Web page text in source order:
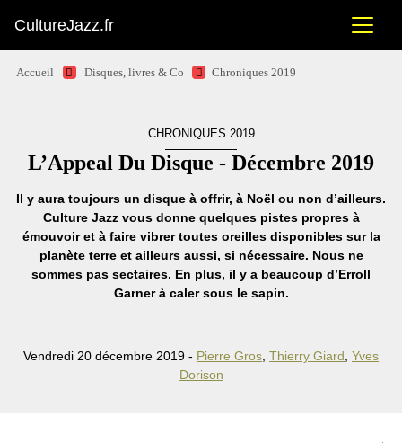
CultureJazz.fr
Accueil Disques, livres & Co Chroniques 2019
CHRONIQUES 2019
L’Appeal Du Disque - Décembre 2019
Il y aura toujours un disque à offrir, à Noël ou non d’ailleurs.
Culture Jazz vous donne quelques pistes propres à
émouvoir et à faire vibrer toutes oreilles disponibles sur la
planète terre et ailleurs aussi, si nécessaire. Nous ne
sommes pas sectaires. En plus, il y a beaucoup d’Erroll
Garner à caler sous le sapin.
Vendredi 20 décembre 2019 - Pierre Gros Thierry Giard Yves
Dorison